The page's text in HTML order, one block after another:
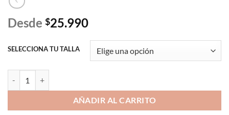
Desde $25.990
SELECCIONA TU TALLA
AÑADIR AL CARRITO